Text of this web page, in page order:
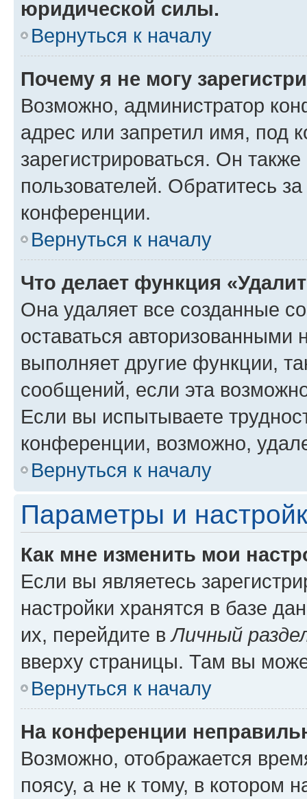
юридической силы.
Вернуться к началу
Почему я не могу
Возможно, администратор
адрес или запретил имя, под
зарегистрироваться. Он
пользователей. Обратитесь
конференции.
Вернуться к началу
Что делает функция
Она удаляет все созданные
оставаться авторизованными
выполняет другие функции,
сообщений, если эта
Если вы испытываете
конференции, возможно,
Вернуться к началу
Параметры и
Как мне изменить мои
Если вы являетесь
настройки хранятся в базе
их, перейдите вЛичный
вверху страницы. Там вы
Вернуться к началу
На конференции
Возможно, отображается
поясу, а не к тому, в котором